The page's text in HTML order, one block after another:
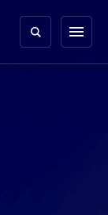
menu